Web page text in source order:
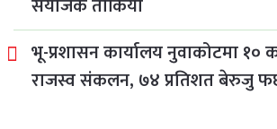
संयोजक तोकियो
भू-प्रशासन कार्यालय नुवाकोटमा १०
राजस्व संकलन, ७४ प्रतिशत बेरुजु